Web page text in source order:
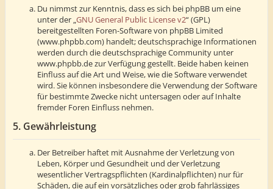
Du nimmst zur Kenntnis, dass es sich bei phpBB um eine
unter der „GNU General Public License v2“ (GPL)
bereitgestellten Foren-Software von phpBB Limited
(www.phpbb.com) handelt; deutschsprachige Informationen
werden durch die deutschsprachige Community unter
www.phpbb.de zur Verfügung gestellt. Beide haben keinen
Einfluss auf die Art und Weise, wie die Software verwendet
wird. Sie können insbesondere die Verwendung der Software
für bestimmte Zwecke nicht untersagen oder auf Inhalte
fremder Foren Einfluss nehmen.
5. Gewährleistung
Der Betreiber haftet mit Ausnahme der Verletzung von
Leben, Körper und Gesundheit und der Verletzung
wesentlicher Vertragspflichten (Kardinalpflichten) nur für
Schäden, die auf ein vorsätzliches oder grob fahrlässiges